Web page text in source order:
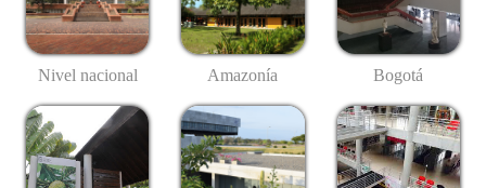
Nivel nacional Amazonía Bogotá